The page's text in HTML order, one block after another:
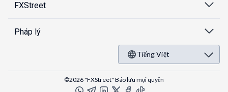
FXStreet
Pháp lý
Tiếng Việt
©2026 "FXStreet" Bảo lưu mọi quyền